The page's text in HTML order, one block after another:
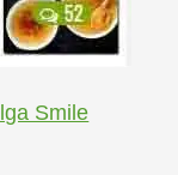
Smile